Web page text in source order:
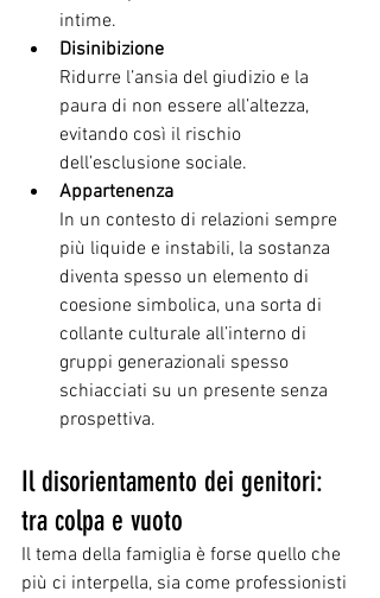
intime.
Disinibizione
Ridurre l’ansia del giudizio e la
paura di non essere all’altezza,
evitando così il rischio
dell’esclusione sociale.
Appartenenza
In un contesto di relazioni sempre
più liquide e instabili, la sostanza
diventa spesso un elemento di
coesione simbolica, una sorta di
collante culturale all’interno di
gruppi generazionali spesso
schiacciati su un presente senza
prospettiva.
Il disorientamento dei genitori:
tra colpa e vuoto
Il tema della famiglia è forse quello che
più ci interpella, sia come professionisti